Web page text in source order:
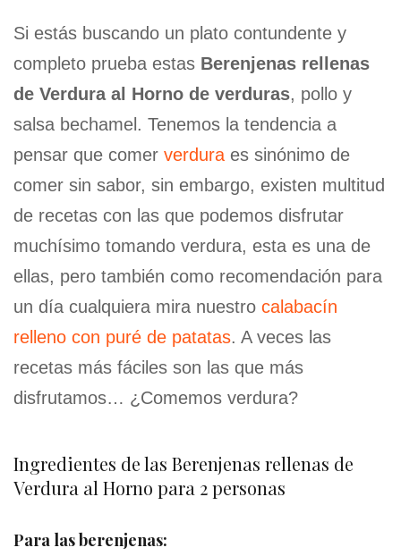
Si estás buscando un plato contundente y
completo prueba estas Berenjenas rellenas
de Verdura al Horno de verduras, pollo y
salsa bechamel. Tenemos la tendencia a
pensar que comer verdura es sinónimo de
comer sin sabor, sin embargo, existen multitud
de recetas con las que podemos disfrutar
muchísimo tomando verdura, esta es una de
ellas, pero también como recomendación para
un día cualquiera mira nuestro calabacín
relleno con puré de patatas. A veces las
recetas más fáciles son las que más
disfrutamos… ¿Comemos verdura?
Ingredientes de las Berenjenas rellenas de
Verdura al Horno para 2 personas
Para las berenjenas: